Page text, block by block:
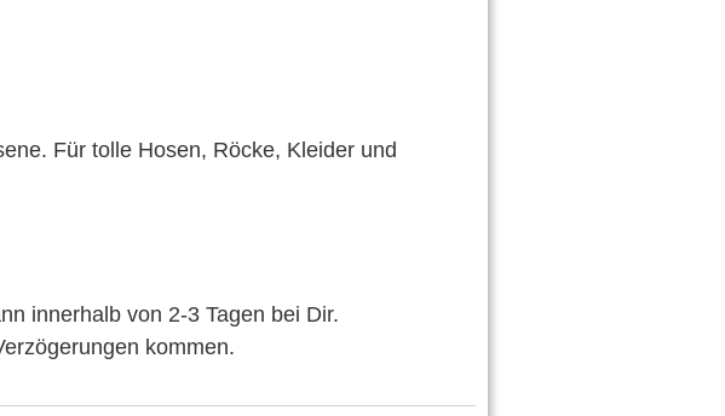
Für tolle Hosen, Röcke, Kleider und
innerhalb von 2-3 Tagen bei Dir.
kommen.